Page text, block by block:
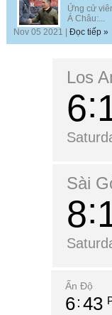
Ứng cử
Á Châu:...
Nov 05 2021 | Đọc tiếp »
Los
6
Sài
8
Ấn Độ
6 43